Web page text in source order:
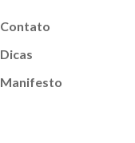
Contato
Dicas
Manifesto